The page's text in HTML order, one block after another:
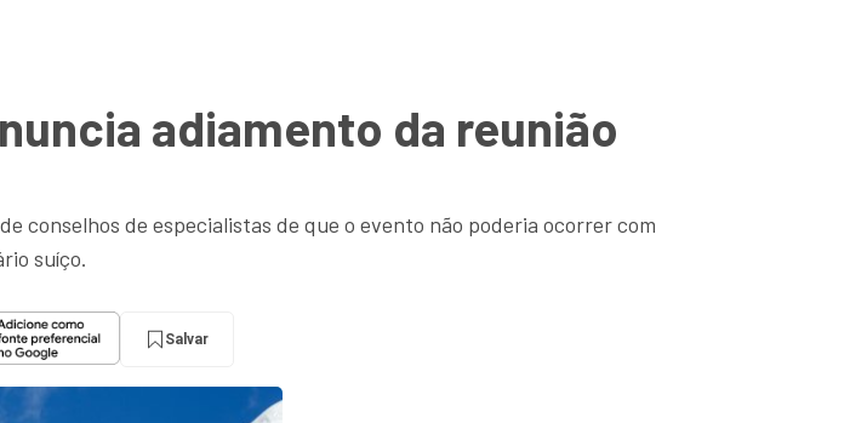
adiamento da reunião
conselhos de especialistas de que o evento não poderia ocorrer com
suíço.
Salvar